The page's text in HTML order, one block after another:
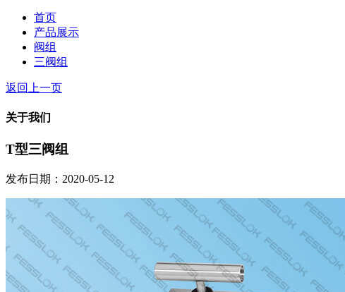
首页
产品展示
阀组
三阀组
返回上一页
关于我们
T型三阀组
发布日期：2020-05-12